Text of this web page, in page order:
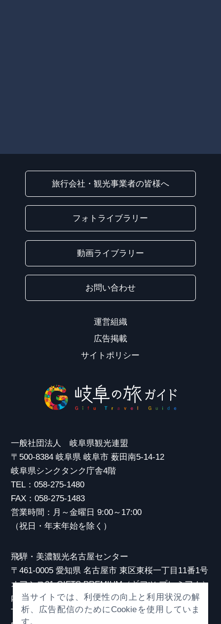
旅行会社・観光事業者の皆様へ
フォトライブラリー
動画ライブラリー
お問い合わせ
運営組織
広告掲載
サイトポリシー
一般社団法人 岐阜県観光連盟
〒500-8384 岐阜県 岐阜市 薮田南5-14-12
岐阜県シンクタンク庁舎4階
TEL：058-275-1480
FAX：058-275-1483
営業時間：月～金曜日 9:00～17:00
（祝日・年末年始を除く）
飛騨・美濃観光名古屋センター
〒461-0005 愛知県 名古屋市 東区東桜一丁目11番1号
オアシス21 GIFTS PREMIUM（ギフツ プレミアム）
内
TEL：052-253-6185
当サイトでは、利便性の向上と利用状況の解
析、広告配信のためにCookieを使用していま
す。